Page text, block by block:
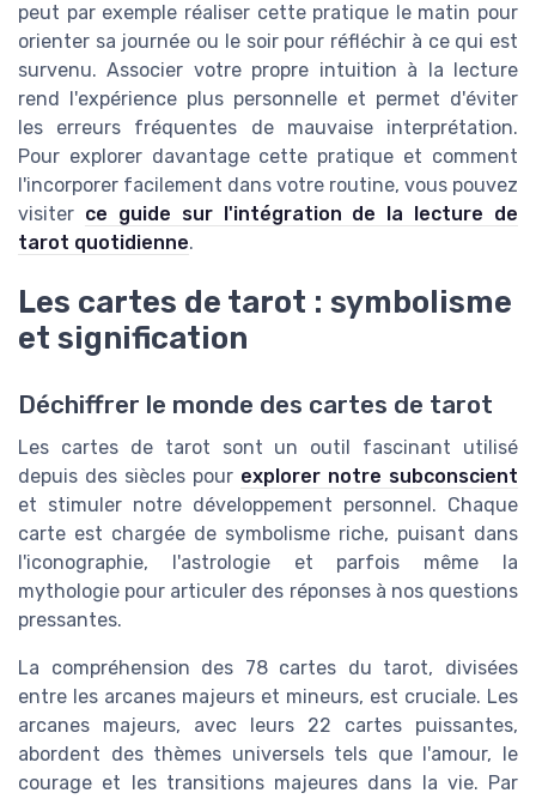
peut par exemple réaliser cette pratique le matin pour
orienter sa journée ou le soir pour réfléchir à ce qui est
survenu. Associer votre propre intuition à la lecture
rend l'expérience plus personnelle et permet d'éviter
les erreurs fréquentes de mauvaise interprétation.
Pour explorer davantage cette pratique et comment
l'incorporer facilement dans votre routine, vous pouvez
visiter ce guide sur l'intégration de la lecture de
tarot quotidienne.
Les cartes de tarot : symbolisme
et signification
Déchiffrer le monde des cartes de tarot
Les cartes de tarot sont un outil fascinant utilisé
depuis des siècles pour explorer notre subconscient
et stimuler notre développement personnel. Chaque
carte est chargée de symbolisme riche, puisant dans
l'iconographie, l'astrologie et parfois même la
mythologie pour articuler des réponses à nos questions
pressantes.
La compréhension des 78 cartes du tarot, divisées
entre les arcanes majeurs et mineurs, est cruciale. Les
arcanes majeurs, avec leurs 22 cartes puissantes,
abordent des thèmes universels tels que l'amour, le
courage et les transitions majeures dans la vie. Par